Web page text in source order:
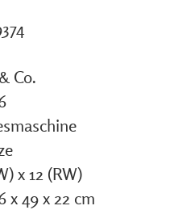
Co.
x 12 (RW)
x 49 x 22 cm